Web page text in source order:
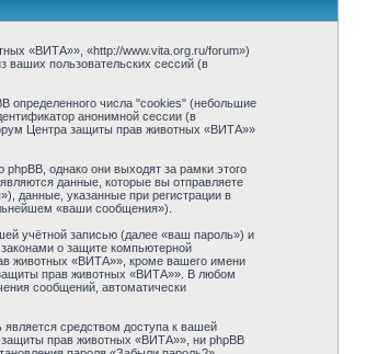
«ВИТА»», «http://www.vita.org.ru/forum»)
пользовательских сессий (в
числа "cookies" (небольшие
анонимной сессии (в
Центра защиты прав животных «ВИТА»»
однако они выходят за рамки этого
данные, которые вы отправляете
данные, указанные при регистрации в
«ваши сообщения»).
учётной записью (далее «ваш пароль») и
о защите компьютерной
животных «ВИТА»», кроме вашего имени
прав животных «ВИТА»». В любом
сообщений, автоматически
средством доступа к вашей
прав животных «ВИТА»», ни phpBB